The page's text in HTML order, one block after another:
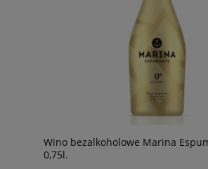
Wino bezalkoholowe Marina
0,75l.